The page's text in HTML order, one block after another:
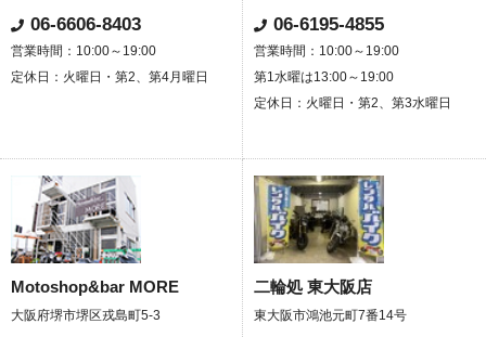
06-6606-8403
営業時間：10:00～19:00
定休日：火曜日・第2、第4月曜日
06-6195-4855
営業時間：10:00～19:00
第1水曜は13:00～19:00
定休日：火曜日・第2、第3水曜日
Motoshop&bar MORE
大阪府堺市堺区戎島町5-3
二輪処 東大阪店
東大阪市鴻池元町7番14号
お問い合わせ
WEB予約